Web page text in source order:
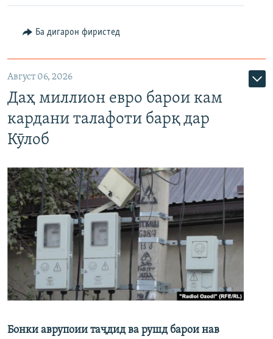
Ба дигарон фиристед
Август 06, 2026
Даҳ миллион евро барои кам
кардани талафоти барқ дар
Кӯлоб
Бонки аврупоии таҷдид ва рушд барои нав